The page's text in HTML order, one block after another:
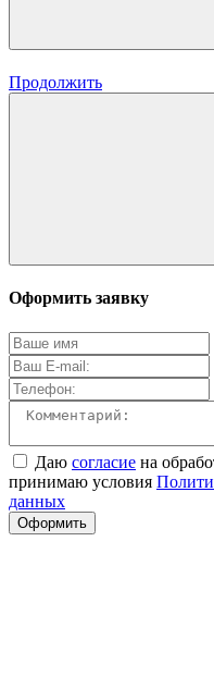
Продолжить
Оформить заявку
Даю согласие на
принимаю условия
данных
Оформить